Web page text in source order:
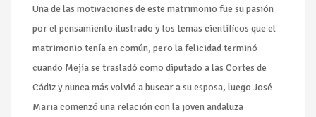
Una de las motivaciones de este matrimonio fue su pasión
por el pensamiento ilustrado y los temas científicos que el
matrimonio tenía en común, pero la felicidad terminó
cuando Mejía se trasladó como diputado a las Cortes de
Cádiz y nunca más volvió a buscar a su esposa, luego José
Maria comenzó una relación con la joven andaluza